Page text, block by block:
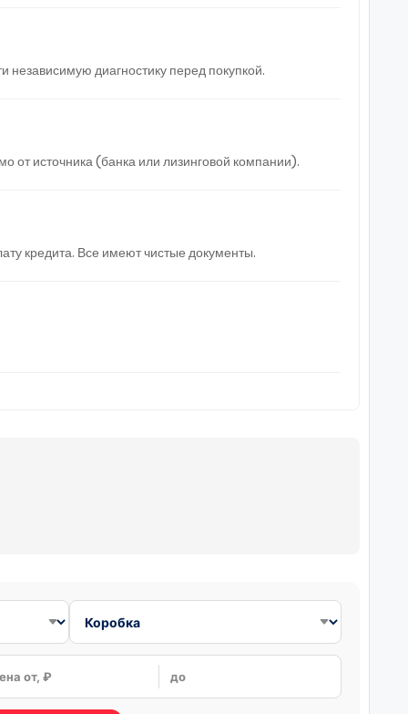
диагностику перед покупкой.
источника (банка или лизинговой компании).
кредита. Все имеют чистые документы.
от, ₽ до